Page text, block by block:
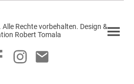
Rechte vorbehalten. Design &
Robert Tomala